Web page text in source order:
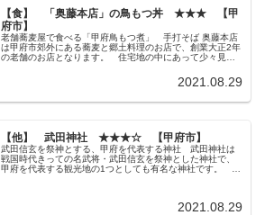
【食】 「奥藤本店」の鳥もつ丼 ★★★ 【甲
府市】
老舗蕎麦屋で食べる「甲府鳥もつ煮」 手打そば 奥藤本店
は甲府市郊外にある蕎麦と郷土料理のお店で、創業大正2年
の老舗のお店となります。 住宅地の中にあって少々見つ
2021.08.29
【他】 武田神社 ★★★☆ 【甲府市】
武田信玄を祭神とする、甲府を代表する神社 武田神社は
戦国時代きっての名武将・武田信玄を祭神とした神社で、
甲府を代表する観光地の1つとしても有名な神社です。 武
2021.08.29